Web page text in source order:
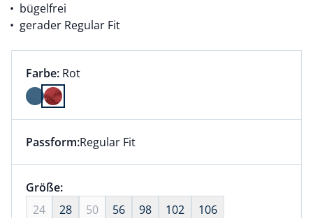
bügelfrei
gerader Regular Fit
Farbauswahl:
Farbe: aktuell ausgewählt:
Rot
Farbe Rot ausgewählt
Dieser Artikel hat die Passform Regular Fit. für
Passform:Regular Fit
Größenauswahl:
Größe:nichts ausgewählt
24
28 50 56 98 102
106